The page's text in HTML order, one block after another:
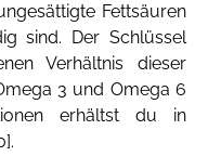
Fettsäuren
sind. Der Schlüssel
Verhältnis dieser
3 und Omega 6
erhältst du in
].